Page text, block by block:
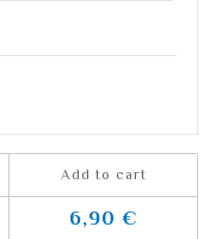
Add to cart
6,90 €